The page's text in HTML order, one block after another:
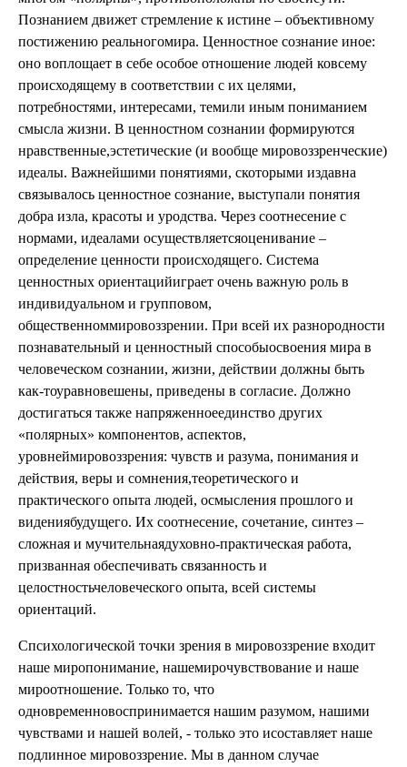
Познанием движет стремление к истине – объективному
постижению реальногомира. Ценностное сознание иное:
оно воплощает в себе особое отношение людей ковсему
происходящему в соответствии с их целями,
потребностями, интересами, темили иным пониманием
смысла жизни. В ценностном сознании формируются
нравственные,эстетические (и вообще мировоззренческие)
идеалы. Важнейшими понятиями, скоторыми издавна
связывалось ценностное сознание, выступали понятия
добра изла, красоты и уродства. Через соотнесение с
нормами, идеалами осуществляетсяоценивание –
определение ценности происходящего. Система
ценностных ориентацийиграет очень важную роль в
индивидуальном и групповом,
общественноммировоззрении. При всей их разнородности
познавательный и ценностный способыосвоения мира в
человеческом сознании, жизни, действии должны быть
как-тоуравновешены, приведены в согласие. Должно
достигаться также напряженноеединство других
«полярных» компонентов, аспектов,
уровнеймировоззрения: чувств и разума, понимания и
действия, веры и сомнения,теоретического и
практического опыта людей, осмысления прошлого и
видениябудущего. Их соотнесение, сочетание, синтез –
сложная и мучительнаядуховно-практическая работа,
призванная обеспечивать связанность и
целостностьчеловеческого опыта, всей системы
ориентаций.
Спсихологической точки зрения в мировоззрение входит
наше миропонимание, нашемирочувствование и наше
мироотношение. Только то, что
одновременновоспринимается нашим разумом, нашими
чувствами и нашей волей, - только это исоставляет наше
подлинное мировоззрение. Мы в данном случае